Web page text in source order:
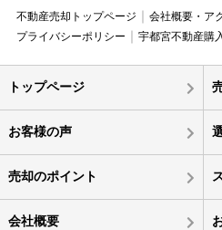
不動産売却トップページ 会社概要・ア
プライバシーポリシー
宇都宮不動産購
トップページ
お客様の声
売却のポイント
会社概要